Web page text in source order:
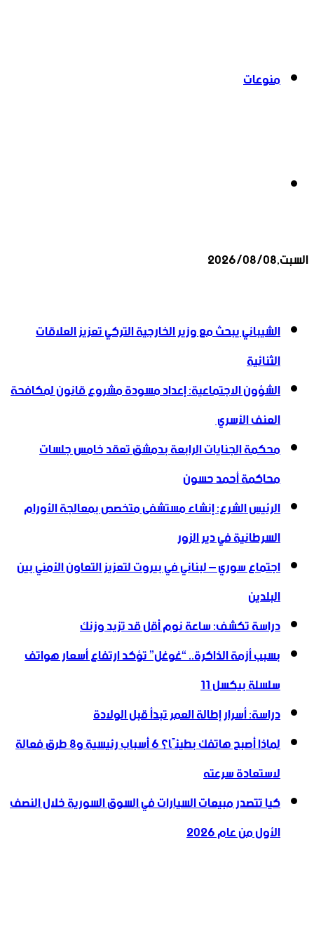
منوعات
السبت,2026/08/08
الشيباني يبحث مع وزير الخارجية التركي تعزيز العلاقات
الثنائية
الشؤون الاجتماعية: إعداد مسودة مشروع قانون لمكافحة
العنف الأسري ‏
محكمة الجنايات الرابعة بدمشق تعقد خامس جلسات
محاكمة أحمد حسون
الرئيس الشرع: إنشاء ‌‏مستشفى متخصص بمعالجة الأورام
السرطانية في دير الزور
اجتماع سوري – لبناني في بيروت لتعزيز التعاون ‏الأمني ‏بين
البلدين
دراسة تكشف: ساعة نوم أقل قد تزيد وزنك
بسبب أزمة الذاكرة.. “غوغل” تؤكد ارتفاع أسعار هواتف
سلسلة بيكسل 11
دراسة: أسرار إطالة العمر تبدأ قبل الولادة
لماذا أصبح هاتفك بطيئًا؟ 6 أسباب رئيسية و8 طرق فعالة
لاستعادة سرعته
كيا تتصدر مبيعات السيارات في السوق السورية خلال النصف
الأول من عام 2026